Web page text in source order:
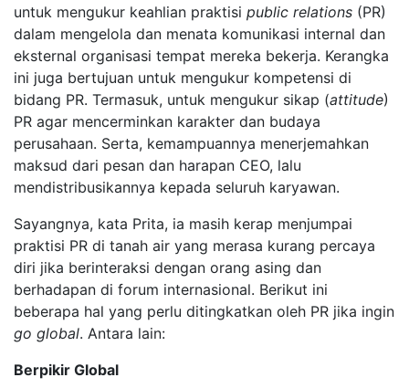
untuk mengukur keahlian praktisi public relations (PR)
dalam mengelola dan menata komunikasi internal dan
eksternal organisasi tempat mereka bekerja. Kerangka
ini juga bertujuan untuk mengukur kompetensi di
bidang PR. Termasuk, untuk mengukur sikap (attitude)
PR agar mencerminkan karakter dan budaya
perusahaan. Serta, kemampuannya menerjemahkan
maksud dari pesan dan harapan CEO, lalu
mendistribusikannya kepada seluruh karyawan.
Sayangnya, kata Prita, ia masih kerap menjumpai
praktisi PR di tanah air yang merasa kurang percaya
diri jika berinteraksi dengan orang asing dan
berhadapan di forum internasional. Berikut ini
beberapa hal yang perlu ditingkatkan oleh PR jika ingin
go global. Antara lain:
Berpikir Global